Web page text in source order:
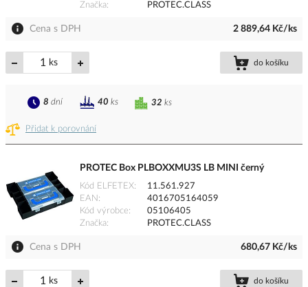
Značka
PROTEC.CLASS
Cena s DPH 2 889,64 Kč/ks
ks do košíku
Přidat k porovnání
32 ks
8 dní 40 ks
PROTEC Box PLBOXXMU3S LB MINI černý
Kód ELFETEX
11.561.927
EAN
4016705164059
Kód výrobce
05106405
Značka
PROTEC.CLASS
Cena s DPH 680,67 Kč/ks
ks do košíku